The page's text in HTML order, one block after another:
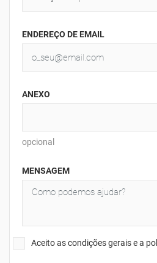
ENDEREÇO DE EMAIL
ANEXO
opcional
MENSAGEM
Aceito as condições gerais e a